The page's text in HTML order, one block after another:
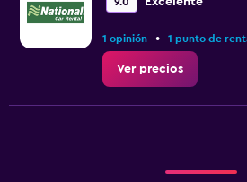
1 opinión • 1 punto de
Ver precios